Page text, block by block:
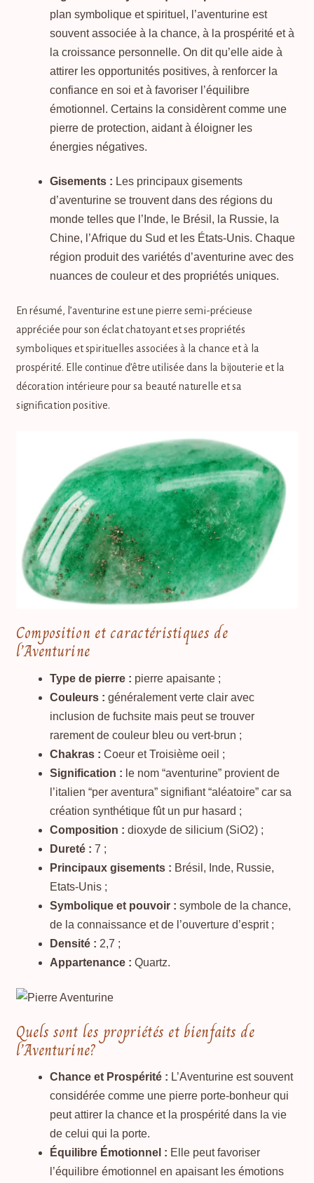
plan symbolique et spirituel, l’aventurine est
souvent associée à la chance, à la prospérité et à
la croissance personnelle. On dit qu’elle aide à
attirer les opportunités positives, à renforcer la
confiance en soi et à favoriser l’équilibre
émotionnel. Certains la considèrent comme une
pierre de protection, aidant à éloigner les
énergies négatives.
Gisements : Les principaux gisements
d’aventurine se trouvent dans des régions du
monde telles que l’Inde, le Brésil, la Russie, la
Chine, l’Afrique du Sud et les États-Unis. Chaque
région produit des variétés d’aventurine avec des
nuances de couleur et des propriétés uniques.
En résumé, l’aventurine est une pierre semi-précieuse
appréciée pour son éclat chatoyant et ses propriétés
symboliques et spirituelles associées à la chance et à la
prospérité. Elle continue d’être utilisée dans la bijouterie et la
décoration intérieure pour sa beauté naturelle et sa
signification positive.
Composition et caractéristiques de
l’Aventurine
Type de pierre : pierre apaisante ;
Couleurs : généralement verte clair avec
inclusion de fuchsite mais peut se trouver
rarement de couleur bleu ou vert-brun ;
Chakras : Coeur et Troisième oeil ;
Signification : le nom “aventurine” provient de
l’italien “per aventura” signifiant “aléatoire” car sa
création synthétique fût un pur hasard ;
Composition : dioxyde de silicium (SiO2) ;
Dureté : 7 ;
Principaux gisements : Brésil, Inde, Russie,
Etats-Unis ;
Symbolique et pouvoir : symbole de la chance,
de la connaissance et de l’ouverture d’esprit ;
Densité : 2,7 ;
Appartenance : Quartz.
Quels sont les propriétés et bienfaits de
l’Aventurine?
Chance et Prospérité : L’Aventurine est souvent
considérée comme une pierre porte-bonheur qui
peut attirer la chance et la prospérité dans la vie
de celui qui la porte.
Équilibre Émotionnel : Elle peut favoriser
l’équilibre émotionnel en apaisant les émotions